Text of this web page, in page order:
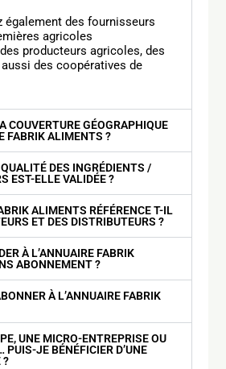
également des fournisseurs
agricoles
producteurs agricoles, des
des coopératives de
COUVERTURE GÉOGRAPHIQUE
FABRIK ALIMENTS ?
DES INGRÉDIENTS /
EST-ELLE VALIDÉE ?
ALIMENTS RÉFÉRENCE T-IL
ET DES DISTRIBUTEURS ?
À L’ANNUAIRE FABRIK
ABONNEMENT ?
À L’ANNUAIRE FABRIK
UNE MICRO-ENTREPRISE OU
PUIS-JE BÉNÉFICIER D’UNE
?